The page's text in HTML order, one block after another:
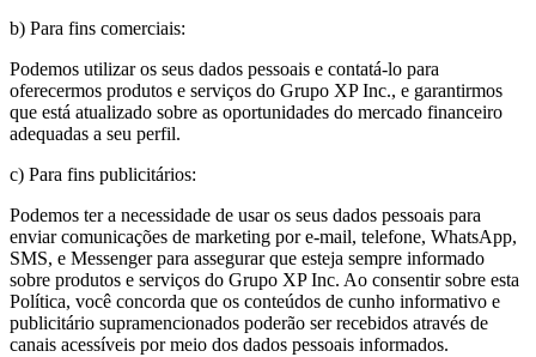
b) Para fins comerciais:
Podemos utilizar os seus dados pessoais e contatá-lo para
oferecermos produtos e serviços do Grupo XP Inc., e garantirmos
que está atualizado sobre as oportunidades do mercado financeiro
adequadas a seu perfil.
c) Para fins publicitários:
Podemos ter a necessidade de usar os seus dados pessoais para
enviar comunicações de marketing por e-mail, telefone, WhatsApp,
SMS, e Messenger para assegurar que esteja sempre informado
sobre produtos e serviços do Grupo XP Inc. Ao consentir sobre esta
Política, você concorda que os conteúdos de cunho informativo e
publicitário supramencionados poderão ser recebidos através de
canais acessíveis por meio dos dados pessoais informados.